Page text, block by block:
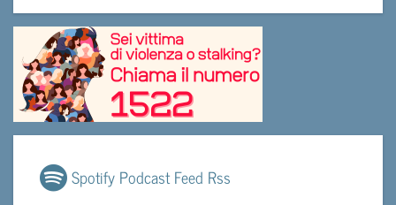
Spotify Podcast Feed Rss